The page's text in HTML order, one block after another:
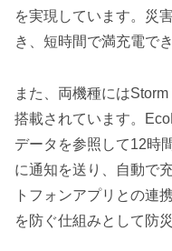
を実現しています。災
き、短時間で満充電で
また、両機種には
搭載されています。
データを参照して12時
に通知を送り、自動で
トフォンアプリとの連
を防ぐ仕組みとして防